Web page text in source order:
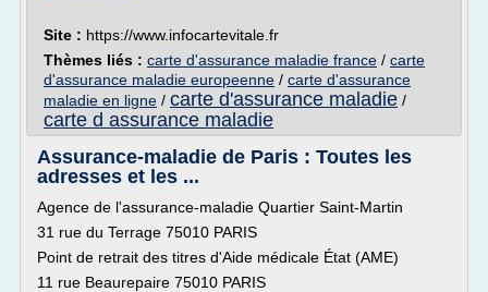
Site : https://www.infocartevitale.fr
Thèmes liés : carte d'assurance maladie france / carte
d'assurance maladie europeenne / carte d'assurance
maladie en ligne / carte d'assurance maladie /
carte d assurance maladie
Assurance-maladie de Paris : Toutes les
adresses et les ...
Agence de l'assurance-maladie Quartier Saint-Martin
31 rue du Terrage 75010 PARIS
Point de retrait des titres d'Aide médicale État (AME)
11 rue Beaurepaire 75010 PARIS